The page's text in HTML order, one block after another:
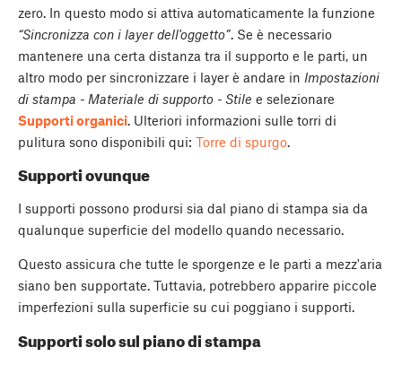
zero. In questo modo si attiva automaticamente la funzione
“Sincronizza con i layer dell'oggetto” . Se è necessario
mantenere una certa distanza tra il supporto e le parti, un
altro modo per sincronizzare i layer è andare in Impostazioni
di stampa - Materiale di supporto - Stile e selezionare
Supporti organici . Ulteriori informazioni sulle torri di
pulitura sono disponibili qui: Torre di spurgo
Supporti ovunque
I supporti possono prodursi sia dal piano di stampa sia da
qualunque superficie del modello quando necessario.
Questo assicura che tutte le sporgenze e le parti a mezz'aria
siano ben supportate. Tuttavia, potrebbero apparire piccole
imperfezioni sulla superficie su cui poggiano i supporti.
Supporti solo sul piano di stampa